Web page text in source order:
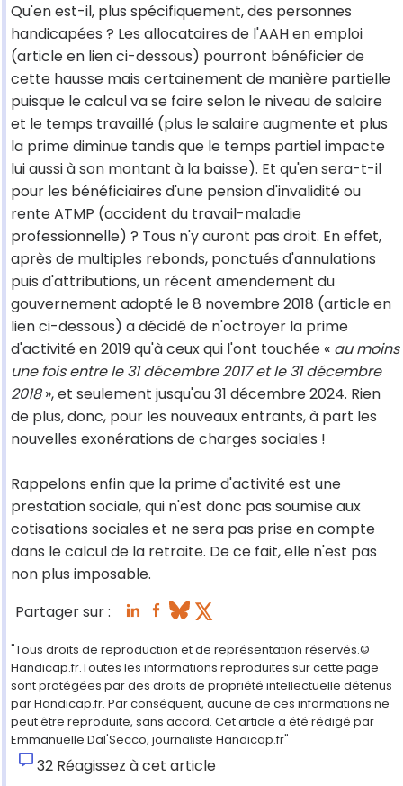
Qu'en est-il, plus spécifiquement, des personnes
handicapées ? Les allocataires de l'AAH en emploi
(article en lien ci-dessous) pourront bénéficier de
cette hausse mais certainement de manière partielle
puisque le calcul va se faire selon le niveau de salaire
et le temps travaillé (plus le salaire augmente et plus
la prime diminue tandis que le temps partiel impacte
lui aussi à son montant à la baisse). Et qu'en sera-t-il
pour les bénéficiaires d'une pension d'invalidité ou
rente ATMP (accident du travail-maladie
professionnelle) ? Tous n'y auront pas droit. En effet,
après de multiples rebonds, ponctués d'annulations
puis d'attributions, un récent amendement du
gouvernement adopté le 8 novembre 2018 (article en
lien ci-dessous) a décidé de n'octroyer la prime
d'activité en 2019 qu'à ceux qui l'ont touchée « au moins
une fois entre le 31 décembre 2017 et le 31 décembre
2018», et seulement jusqu'au 31 décembre 2024. Rien
de plus, donc, pour les nouveaux entrants, à part les
nouvelles exonérations de charges sociales !
Rappelons enfin que la prime d'activité est une
prestation sociale, qui n'est donc pas soumise aux
cotisations sociales et ne sera pas prise en compte
dans le calcul de la retraite. De ce fait, elle n'est pas
non plus imposable.
Partager sur :
"Tous droits de reproduction et de représentation réservés.©
Handicap.fr.Toutes les informations reproduites sur cette page
sont protégées par des droits de propriété intellectuelle détenus
par Handicap.fr. Par conséquent, aucune de ces informations ne
peut être reproduite, sans accord. Cet article a été rédigé par
Emmanuelle Dal'Secco, journaliste Handicap.fr"
32 Réagissez à cet article